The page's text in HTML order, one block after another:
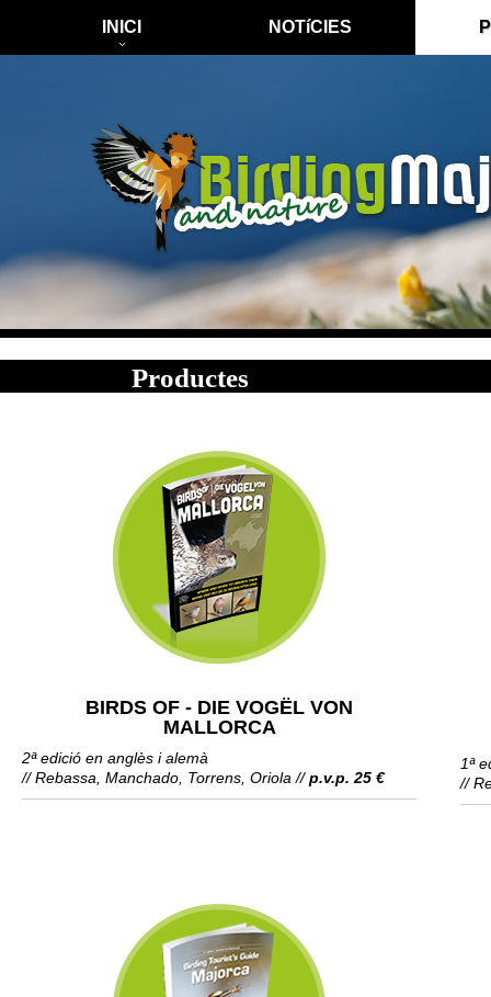
INICI NOTíCIES
Productes
BIRDS OF - DIE VOGËL VON
MALLORCA
2ª edició en anglès i alemà
// Rebassa, Manchado, Torrens, Oriola //p.v.p. 25 €
1ª
//